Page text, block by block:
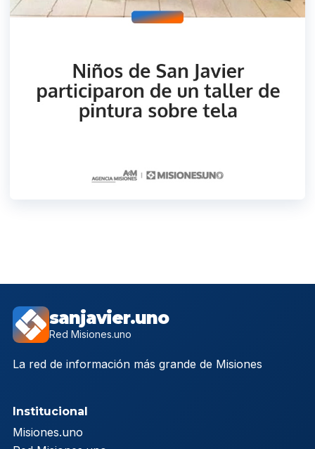
sanjavier.uno
Red Misiones.uno
La red de información más grande de Misiones
Institucional
Misiones.uno